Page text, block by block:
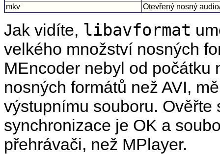
mkv
Otevřený nosný
Jak vidíte, libavformat
velkého množství nosných
MEncoder nebyl od počátku
nosných formátů než AVI,
výstupnímu souboru.
synchronizace je OK a
přehrávači, než MPlayer.